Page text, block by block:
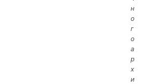
н
о
г
о
а
р
х
и